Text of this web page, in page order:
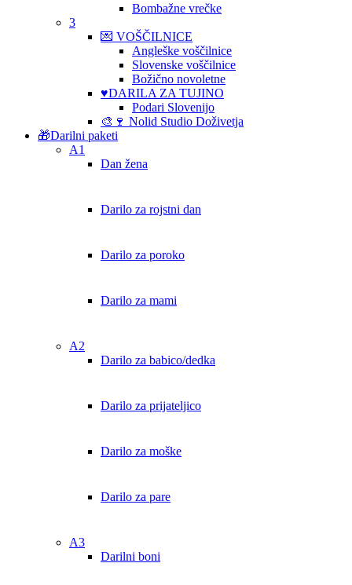
Bombažne vrečke
3
💌 VOŠČILNICE
Angleške voščilnice
Slovenske voščilnice
Božično novoletne
♥️DARILA ZA TUJINO
Podari Slovenijo
🎨🍷 Nolid Studio Doživetja
🎁Darilni paketi
A1
Dan žena
Darilo za rojstni dan
Darilo za poroko
Darilo za mami
A2
Darilo za babico/dedka
Darilo za prijateljico
Darilo za moške
Darilo za pare
A3
Darilni boni